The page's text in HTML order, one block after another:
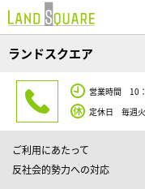
ランドスクエア
営業時間 10
定休日 毎週
ご利用にあたって
反社会的勢力への対応